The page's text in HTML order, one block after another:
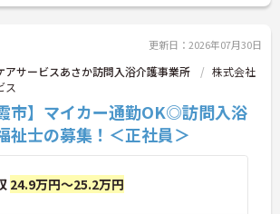
更新日：2026年07月30日
アサービスあさか訪問入浴介護事業所
株式会社
ス
市】マイカー通勤OK◎訪問入浴
祉士の募集！＜正社員＞
24.9万円～25.2万円